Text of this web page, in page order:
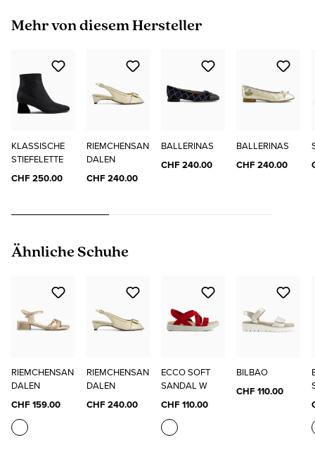
Produktgalerie überspringen
Mehr von diesem Hersteller
KLASSISCHE
STIEFELETTE
CHF 250.00
RIEMCHENSAN
DALEN
CHF 240.00
BALLERINAS
CHF 240.00
BALLERINAS
CHF 240.00
Produktgalerie überspringen
Ähnliche Schuhe
RIEMCHENSAN
DALEN
CHF 159.00
RIEMCHENSAN
DALEN
CHF 240.00
ECCO SOFT
SANDAL W
CHF 110.00
BILBAO
CHF 110.00